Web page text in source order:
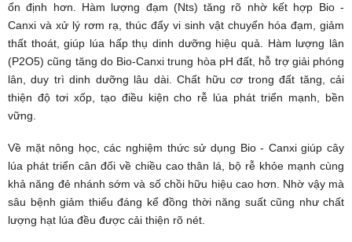
ổn định hơn. Hàm lượng đạm (Nts) tăng rõ nhờ kết hợp Bio -
Canxi và xử lý rơm rạ, thúc đẩy vi sinh vật chuyển hóa đạm, giảm
thất thoát, giúp lúa hấp thụ dinh dưỡng hiệu quả. Hàm lượng lân
(P2O5) cũng tăng do Bio-Canxi trung hòa pH đất, hỗ trợ giải phóng
lân, duy trì dinh dưỡng lâu dài. Chất hữu cơ trong đất tăng, cải
thiện độ tơi xốp, tạo điều kiện cho rễ lúa phát triển mạnh, bền
vững.
Về mặt nông học, các nghiệm thức sử dụng Bio - Canxigiúp cây
lúa phát triển cân đối về chiều cao thân lá, bộ rễ khỏe mạnh cùng
khả năng đẻ nhánh sớm và số chồi hữu hiệu cao hơn. Nhờ vậy mà
sâu bệnh giảm thiểu đáng kể đồng thời năng suất cũng như chất
lượng hạt lúa đều được cải thiện rõ nét.